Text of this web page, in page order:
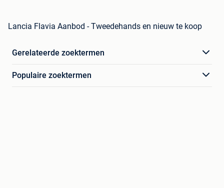
Lancia Flavia Aanbod - Tweedehands en nieuw te koop
Gerelateerde zoektermen
Populaire zoektermen